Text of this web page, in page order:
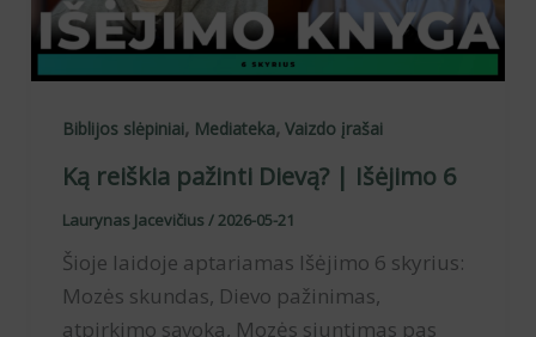
Biblijos slėpiniai, Mediateka, Vaizdo įrašai
Ką reiškia pažinti Dievą? | Išėjimo 6
Laurynas Jacevičius /2026-05-21
Šioje laidoje aptariamas Išėjimo 6 skyrius:
Mozės skundas, Dievo pažinimas,
atpirkimo sąvoka, Mozės siuntimas pas